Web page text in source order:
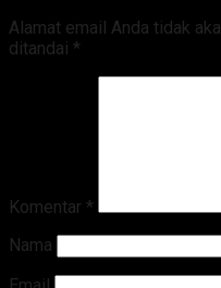
Alamat email Anda tidak
ditandai *
Komentar *
Nama